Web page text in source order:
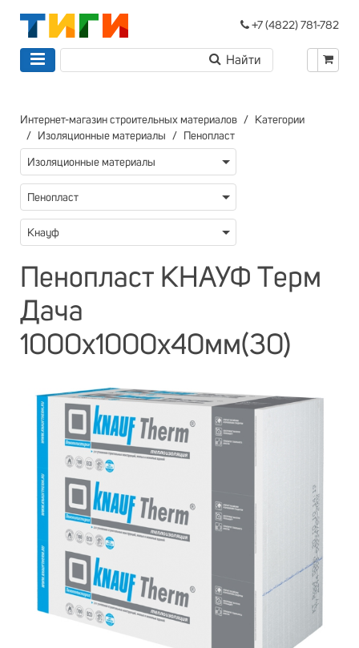
+7 (4822) 781-782
Интернет-магазин строительных материалов
Категории
Изоляционные материалы
Пенопласт
Изоляционные материалы
Пенопласт
Кнауф
Пенопласт КНАУФ Tерм
Дача
1000х1000х40мм(30)